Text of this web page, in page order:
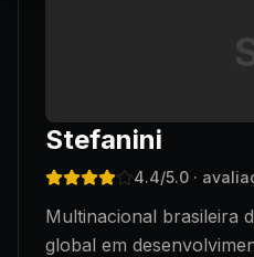
Stefanini
4.4/5.0 ·
Multinacional brasileira
global em